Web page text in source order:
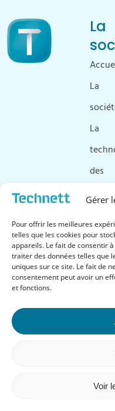
Gérer
Pour offrir les meilleures
telles que les cookies pour
appareils. Le fait de consentir
traiter des données telles que
uniques sur ce site. Le fait de
consentement peut avoir un
et fonctions.
Voir
La
La
La
des
&
FAQ